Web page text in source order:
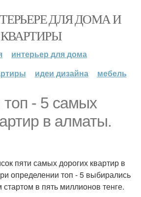
ДЛЯ ДОМА И
КВАРТИРЫ
интерьер для дома
идеи дизайна мебель
- 5 самых
в алматы.
пяти самых дорогих квартир в
определении топ - 5 выбирались
в пять миллионов тенге.